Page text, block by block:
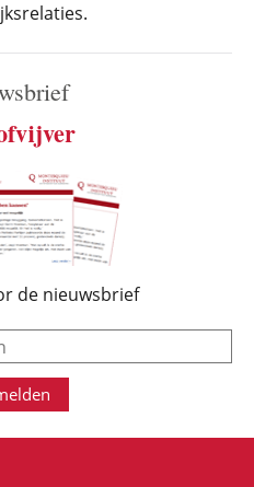
de nieuwsbrief
e-mail